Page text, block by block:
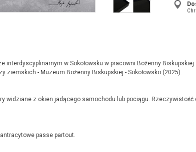
interdyscyplinarnym w Sokołowsku w pracowni Bożenny Biskupskiej.
ziemskich - Muzeum Bożenny Biskupskiej - Sokołowsko (2025).
widziane z okien jadącego samochodu lub pociągu. Rzeczywistość
passe partout.